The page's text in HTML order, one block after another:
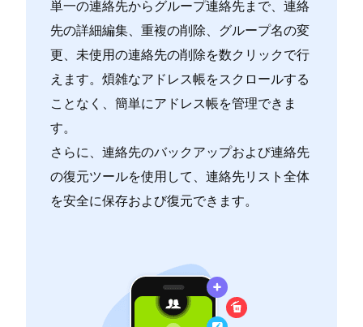
単一の連絡先からグループ連絡先まで、連絡
先の詳細編集、重複の削除、グループ名の変
更、未使用の連絡先の削除を数クリックで行
えます。煩雑なアドレス帳をスクロールする
ことなく、簡単にアドレス帳を管理できま
す。
さらに、連絡先のバックアップおよび連絡先
の復元ツールを使用して、連絡先リスト全体
を安全に保存および復元できます。